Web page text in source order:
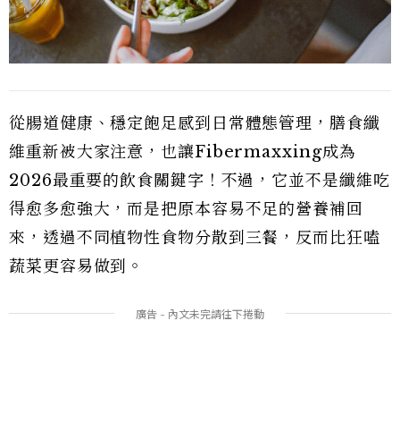
從腸道健康、穩定飽足感到日常體態管理，膳食纖
維重新被大家注意，也讓Fibermaxxing成為
2026最重要的飲食關鍵字！不過，它並不是纖維吃
得愈多愈強大，而是把原本容易不足的營養補回
來，透過不同植物性食物分散到三餐，反而比狂嗑
蔬菜更容易做到。